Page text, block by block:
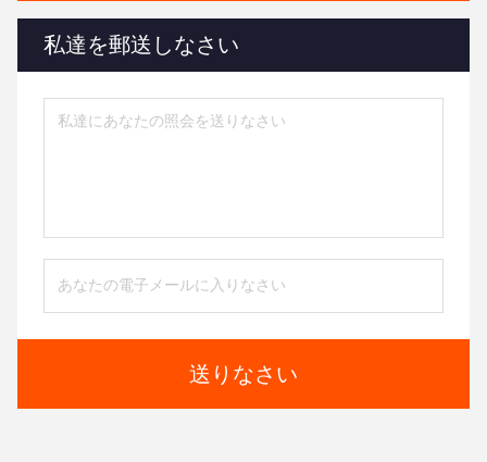
私達を郵送しなさい
送りなさい